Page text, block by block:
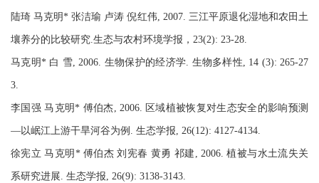
陆琦 马克明* 张洁瑜 卢涛 倪红伟, 2007. 三江平原退化湿地和农田土
壤养分的比较研究.生态与农村环境学报，23(2): 23-28.
马克明* 白 雪, 2006. 生物保护的经济学. 生物多样性, 14 (3): 265-27
3.
李国强 马克明* 傅伯杰, 2006. 区域植被恢复对生态安全的影响预测
—以岷江上游干旱河谷为例. 生态学报, 26(12): 4127-4134.
徐宪立 马克明* 傅伯杰 刘宪春 黄勇 祁建, 2006. 植被与水土流失关
系研究进展. 生态学报, 26(9): 3138-3143.